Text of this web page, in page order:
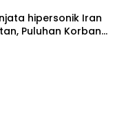
hipersonik Iran
Puluhan Korban
dan Ratusan Terluka